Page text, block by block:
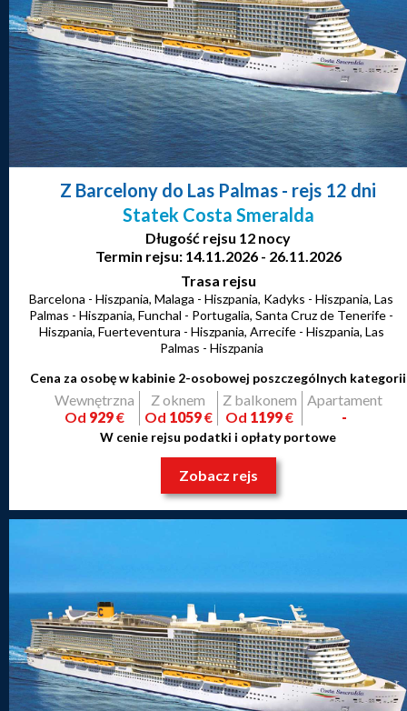
Z Barcelony do Las Palmas - rejs 12 dni
Statek Costa Smeralda
Długość rejsu 12 nocy
Termin rejsu: 14.11.2026 - 26.11.2026
Trasa rejsu
Barcelona - Hiszpania, Malaga - Hiszpania, Kadyks - Hiszpania, Las
Palmas - Hiszpania, Funchal - Portugalia, Santa Cruz de Tenerife -
Hiszpania, Fuerteventura - Hiszpania, Arrecife - Hiszpania, Las
Palmas - Hiszpania
Cena za osobę w kabinie 2-osobowej poszczególnych kategorii
Wewnętrzna
Od 929€
Z oknem
Od 1059€
Z balkonem
Od 1199€
Apartament
-
W cenie rejsu podatki i opłaty portowe
Zobacz rejs